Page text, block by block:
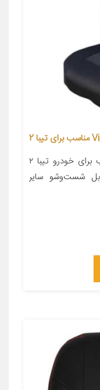
جزئیات محصول جنس جودون مناسب برای خودرو تیبا ۲
شست‌وشو سایر